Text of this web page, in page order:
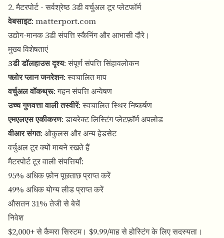
2. मैटरपोर्ट - सर्वश्रेष्ठ 3डी वर्चुअल टूर प्लेटफॉर्म
वेबसाइट: matterport.com
उद्योग-मानक 3डी संपत्ति स्कैनिंग और आभासी दौरे।
मुख्य विशेषताएं
3डी डॉलहाउस दृश्य: संपूर्ण संपत्ति सिंहावलोकन
फ्लोर प्लान जनरेशन: स्वचालित माप
वर्चुअल वॉकथ्रू: गहन संपत्ति अन्वेषण
उच्च गुणवत्ता वाली तस्वीरें: स्वचालित स्थिर निष्कर्षण
एमएलएस एकीकरण: डायरेक्ट लिस्टिंग प्लेटफ़ॉर्म अपलोड
वीआर संगत: ओकुलस और अन्य हेडसेट
वर्चुअल टूर क्यों मायने रखते हैं
मैटरपोर्ट टूर वाली संपत्तियाँ:
95% अधिक फ़ोन पूछताछ प्राप्त करें
49% अधिक योग्य लीड प्राप्त करें
औसतन 31% तेजी से बेचें
निवेश
$2,000+ से कैमरा सिस्टम। $9.99/माह से होस्टिंग के लिए सदस्यता।